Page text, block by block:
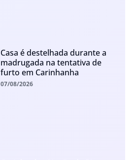
Casa é destelhada durante a
madrugada na tentativa de
furto em Carinhanha
07/08/2026